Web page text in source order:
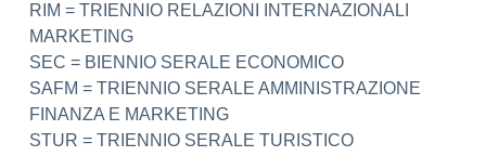
RIM = TRIENNIO RELAZIONI INTERNAZIONALI
MARKETING
SEC = BIENNIO SERALE ECONOMICO
SAFM = TRIENNIO SERALE AMMINISTRAZIONE
FINANZA E MARKETING
STUR = TRIENNIO SERALE TURISTICO